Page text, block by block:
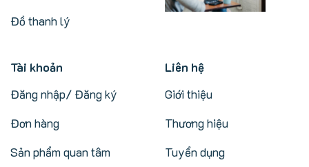
Đồ thanh lý
Tài khoản
Đăng nhập/ Đăng ký
Đơn hàng
Sản phẩm quan tâm
Liên hệ
Giới thiệu
Thương hiệu
Tuyển dụng